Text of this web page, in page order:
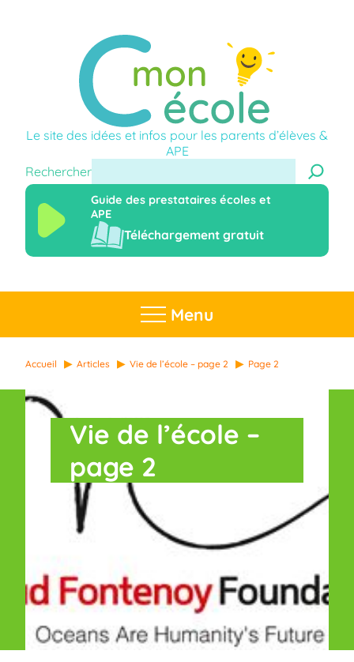
Le site des idées et infos pour les parents d’élèves &
APE
Rechercher
Guide des prestataires écoles et
APE
Téléchargement gratuit
Menu
Accueil Articles Vie de l’école – page 2 Page 2
Vie de l’école –
page 2